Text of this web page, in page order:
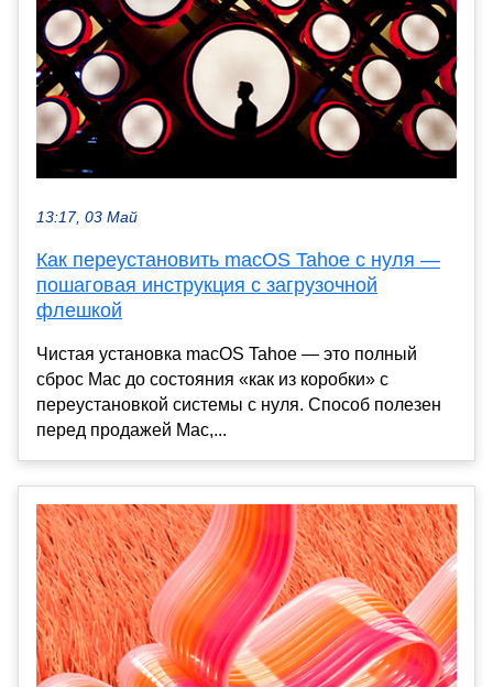
13:17, 03 Май
Как переустановить macOS Tahoe с нуля —
пошаговая инструкция с загрузочной
флешкой
Чистая установка macOS Tahoe — это полный
сброс Mac до состояния «как из коробки» с
переустановкой системы с нуля. Способ полезен
перед продажей Mac,...